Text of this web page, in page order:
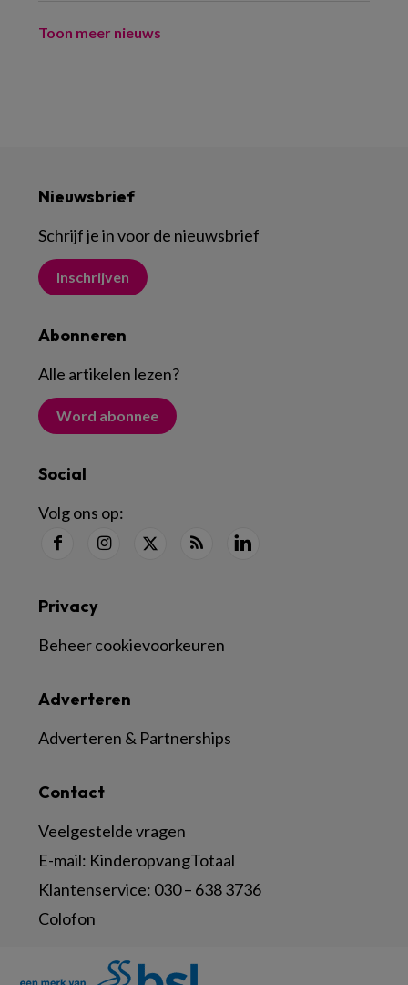
Toon meer nieuws
Nieuwsbrief
Schrijf je in voor de nieuwsbrief
Inschrijven
Abonneren
Alle artikelen lezen?
Word abonnee
Social
Volg ons op:
Contact
Veelgestelde vragen
E-mail: KinderopvangTotaal
Klantenservice: 030 – 638 3736
Colofon
Adverteren
Adverteren & Partnerships
Privacy
Beheer cookievoorkeuren